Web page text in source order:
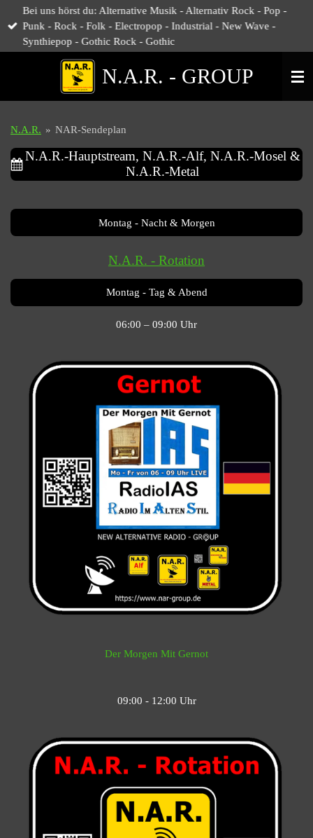
Zum
Hauptinhalt
springen
N.A.R. - GROUP
Bei uns hörst du: Alternative Musik - Alternativ Rock - Pop -
Punk - Rock - Folk - Electropop - Industrial - New Wave -
Synthiepop - Gothic Rock - Gothic
N.A.R. » NAR-Sendeplan
N.A.R.-Hauptstream, N.A.R.-Alf, N.A.R.-Mosel &
N.A.R.-Metal
Montag - Nacht & Morgen
N.A.R. - Rotation
Montag - Tag & Abend
06:00 – 09:00 Uhr
Der Morgen Mit Gernot
09:00 - 12:00 Uhr